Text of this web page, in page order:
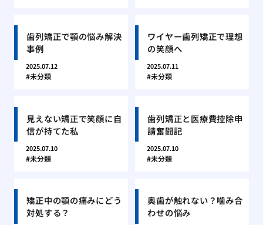
歯列矯正で顎の悩み解決
事例
2025.07.12
未分類
ワイヤー歯列矯正で理想
の笑顔へ
2025.07.11
未分類
見えない矯正で笑顔に自
信が持てた私
2025.07.10
未分類
歯列矯正と医療費控除申
請奮闘記
2025.07.10
未分類
矯正中の顎の痛みにどう
対処する？
奥歯が触れない？噛み合
わせの悩み